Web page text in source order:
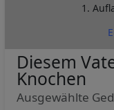
1.
Diesem
Knochen
Ausgewählte